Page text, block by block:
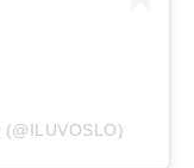
(@ILUVOSLO)